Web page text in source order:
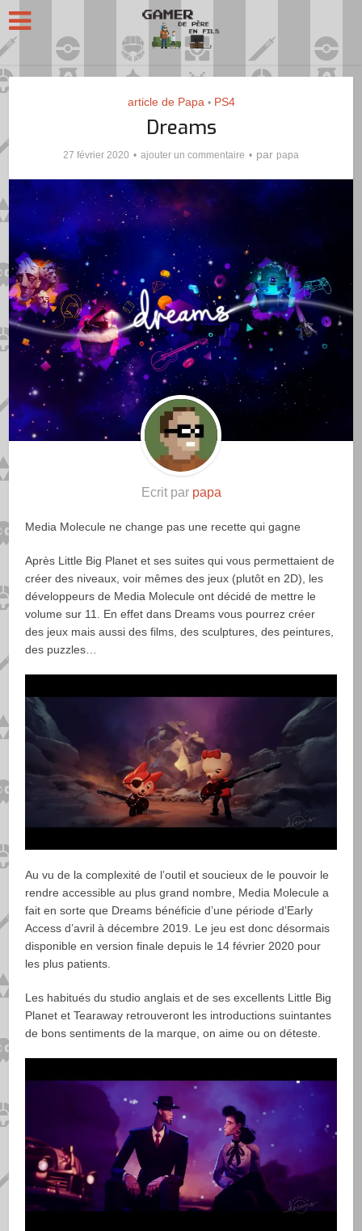
article de Papa • PS4
Dreams
27 février 2020 ajouter un commentaire par papa
Ecrit par papa
Media Molecule ne change pas une recette qui gagne
Après Little Big Planet et ses suites qui vous permettaient de
créer des niveaux, voir mêmes des jeux (plutôt en 2D), les
développeurs de Media Molecule ont décidé de mettre le
volume sur 11. En effet dans Dreams vous pourrez créer
des jeux mais aussi des films, des sculptures, des peintures,
des puzzles…
Au vu de la complexité de l’outil et soucieux de le pouvoir le
rendre accessible au plus grand nombre, Media Molecule a
fait en sorte que Dreams bénéficie d’une période d’Early
Access d’avril à décembre 2019. Le jeu est donc désormais
disponible en version finale depuis le 14 février 2020 pour
les plus patients.
Les habitués du studio anglais et de ses excellents Little Big
Planet et Tearaway retrouveront les introductions suintantes
de bons sentiments de la marque, on aime ou on déteste.